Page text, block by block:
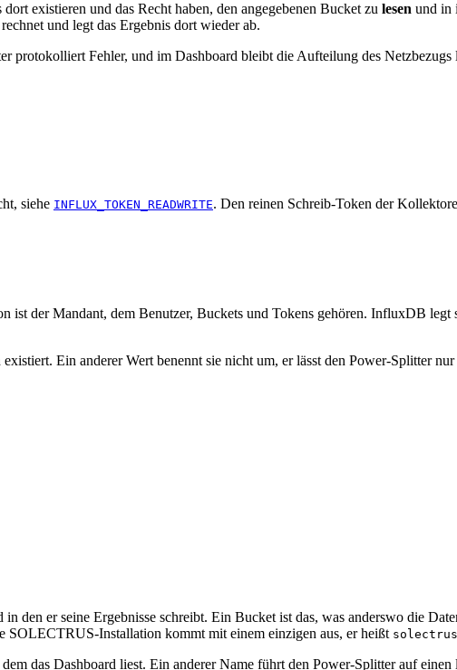
existieren und das Recht haben, den angegebenen Bucket zu lesen und in
und legt das Ergebnis dort wieder ab.
Fehler, und im Dashboard bleibt die Aufteilung des Netzbezugs
siehe INFLUX_TOKEN_READWRITE. Den reinen Schreib-Token der
der Mandant, dem Benutzer, Buckets und Tokens gehören. InfluxDB legt
Ein anderer Wert benennt sie nicht um, er lässt den Power-Splitter
den er seine Ergebnisse schreibt. Ein Bucket ist das, was anderswo die
SOLECTRUS-Installation kommt mit einem einzigen aus, er heißt solectrus
das Dashboard liest. Ein anderer Name führt den Power-Splitter auf